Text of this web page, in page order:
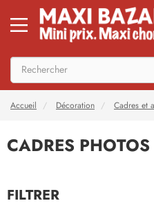
Accueil Décoration Cadres et
CADRES PHOTOS
FILTRER